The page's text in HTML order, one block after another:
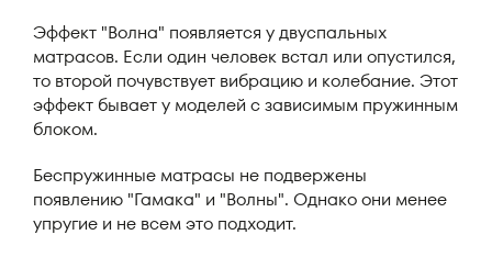
Эффект "Волна" появляется у двуспальных
матрасов. Если один человек встал или опустился,
то второй почувствует вибрацию и колебание. Этот
эффект бывает у моделей с зависимым пружинным
блоком.
Беспружинные матрасы не подвержены
появлению "Гамака" и "Волны". Однако они менее
упругие и не всем это подходит.